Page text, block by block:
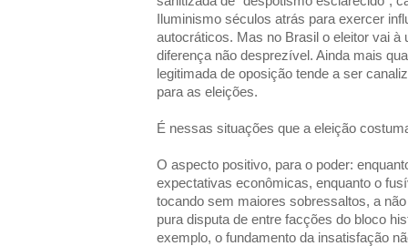
Iluminismo séculos atrás para exercer
autocráticos. Mas no Brasil o eleitor vai à
diferença não desprezível. Ainda mais
legitimada de oposição tende a ser
para as eleições.
É nessas situações que a eleição
O aspecto positivo, para o poder:
expectativas econômicas, enquanto o
tocando sem maiores sobressaltos, a
pura disputa de entre facções do bloco
exemplo, o fundamento da insatisfação